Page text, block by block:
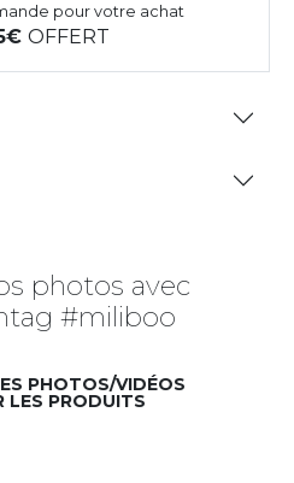
pour votre achat
OFFERT
photos avec
#miliboo
PHOTOS/VIDÉOS
LES PRODUITS